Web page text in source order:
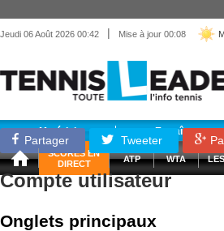
Jeudi 06 Août 2026 00:42 | Mise à jour 00:08
Matériel Entraînement
SCORES EN
DIRECT
ATP WTA
Partager Tweeter
Compte utilisateur
Onglets principaux